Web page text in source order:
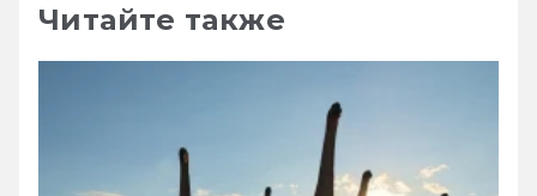
Читайте также